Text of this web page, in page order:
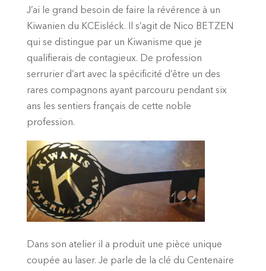
J’ai le grand besoin de faire la révérence à un
Kiwanien du KCEisléck. Il s’agit de Nico BETZEN
qui se distingue par un Kiwanisme que je
qualifierais de contagieux. De profession
serrurier d’art avec la spécificité d’être un des
rares compagnons ayant parcouru pendant six
ans les sentiers français de cette noble
profession.
Dans son atelier il a produit une pièce unique
coupée au laser. Je parle de la clé du Centenaire